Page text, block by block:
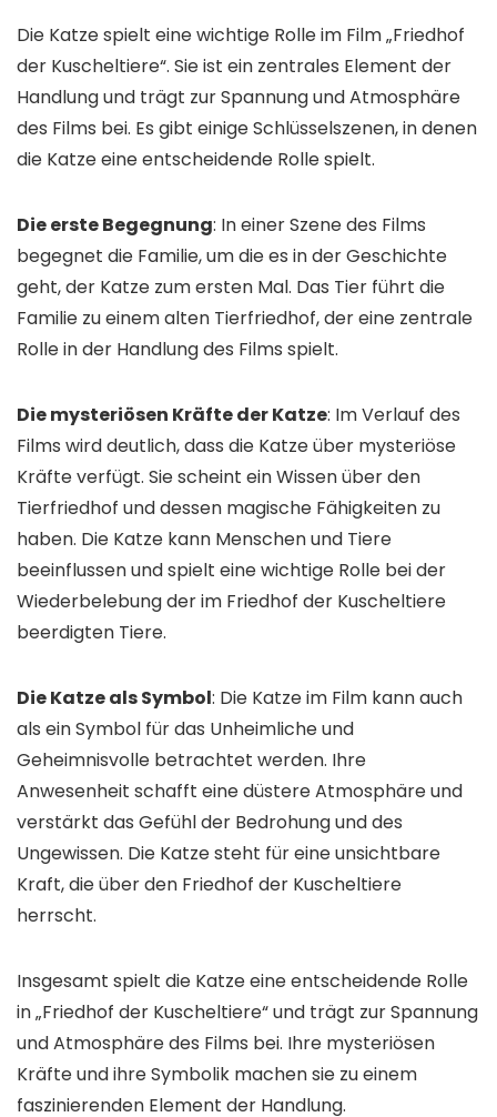
Die Katze spielt eine wichtige Rolle im Film „Friedhof
der Kuscheltiere“. Sie ist ein zentrales Element der
Handlung und trägt zur Spannung und Atmosphäre
des Films bei. Es gibt einige Schlüsselszenen, in denen
die Katze eine entscheidende Rolle spielt.
Die erste Begegnung: In einer Szene des Films
begegnet die Familie, um die es in der Geschichte
geht, der Katze zum ersten Mal. Das Tier führt die
Familie zu einem alten Tierfriedhof, der eine zentrale
Rolle in der Handlung des Films spielt.
Die mysteriösen Kräfte der Katze: Im Verlauf des
Films wird deutlich, dass die Katze über mysteriöse
Kräfte verfügt. Sie scheint ein Wissen über den
Tierfriedhof und dessen magische Fähigkeiten zu
haben. Die Katze kann Menschen und Tiere
beeinflussen und spielt eine wichtige Rolle bei der
Wiederbelebung der im Friedhof der Kuscheltiere
beerdigten Tiere.
Die Katze als Symbol: Die Katze im Film kann auch
als ein Symbol für das Unheimliche und
Geheimnisvolle betrachtet werden. Ihre
Anwesenheit schafft eine düstere Atmosphäre und
verstärkt das Gefühl der Bedrohung und des
Ungewissen. Die Katze steht für eine unsichtbare
Kraft, die über den Friedhof der Kuscheltiere
herrscht.
Insgesamt spielt die Katze eine entscheidende Rolle
in „Friedhof der Kuscheltiere“ und trägt zur Spannung
und Atmosphäre des Films bei. Ihre mysteriösen
Kräfte und ihre Symbolik machen sie zu einem
faszinierenden Element der Handlung.